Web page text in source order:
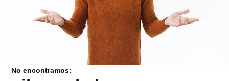
No encontramos: